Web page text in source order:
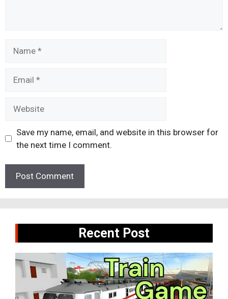
Save my name, email, and website in this browser for
the next time I comment.
Recent Post